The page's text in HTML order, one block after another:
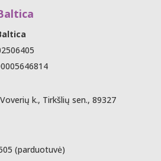
k., Tirkšlių sen., 89327
(parduotuvė)